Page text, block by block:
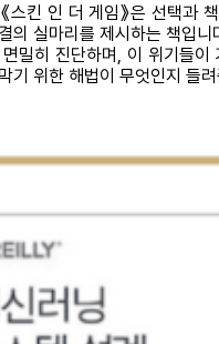
스킨 인 더 게임》은 선택과
의 실마리를 제시하는 책입니
밀히 진단하며, 이 위기들이
기 위한 해법이 무엇인지 들